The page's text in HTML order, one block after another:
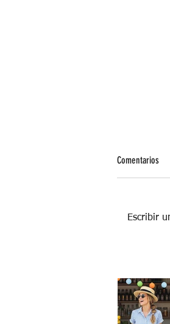
niños
Comentarios
Escribir